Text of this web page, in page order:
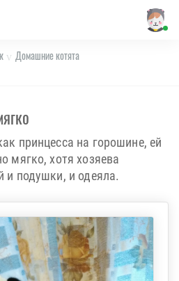
Домашние котята
принцесса на горошине, ей
мягко, хотя хозяева
и подушки, и одеяла.